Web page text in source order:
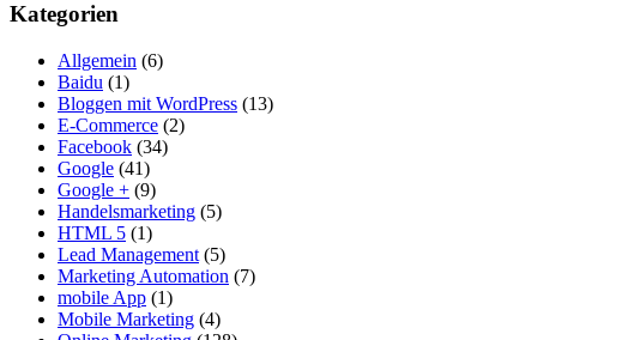
Kategorien
Allgemein (6)
Baidu (1)
Bloggen mit WordPress (13)
E-Commerce (2)
Facebook (34)
Google (41)
Google + (9)
Handelsmarketing (5)
HTML 5 (1)
Lead Management (5)
Marketing Automation (7)
mobile App (1)
Mobile Marketing (4)